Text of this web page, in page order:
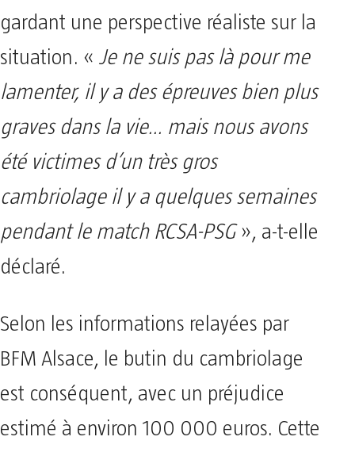
gardant une perspective réaliste sur la
situation. « Je ne suis pas là pour me
lamenter, il y a des épreuves bien plus
graves dans la vie… mais nous avons
été victimes d’un très gros
cambriolage il y a quelques semaines
pendant le match RCSA-PSG», a-t-elle
déclaré.
Selon les informations relayées par
BFM Alsace, le butin du cambriolage
est conséquent, avec un préjudice
estimé à environ 100 000 euros. Cette